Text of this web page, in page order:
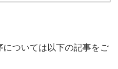
ついては以下の記事をご